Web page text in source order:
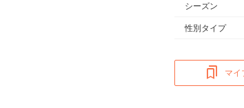
シーズン
性別タイプ
マイ